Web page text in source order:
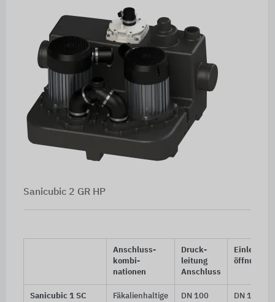
Sanicubic 2 GR HP
Anschluss-
kombi-
nationen
Druck-
leitung
Anschluss
öffnung
Sanicubic 1 SC
Fäkalienhaltige
DN 100 DN 100